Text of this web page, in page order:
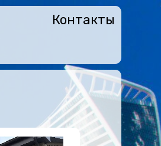
Контакты